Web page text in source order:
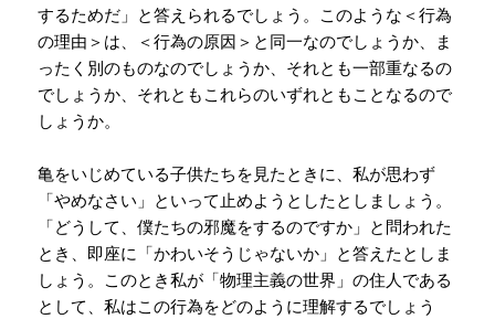
するためだ」と答えられるでしょう。このような＜行為
の理由＞は、＜行為の原因＞と同一なのでしょうか、ま
ったく別のものなのでしょうか、それとも一部重なるの
でしょうか、それともこれらのいずれともことなるので
しょうか。
亀をいじめている子供たちを見たときに、私が思わず
「やめなさい」といって止めようとしたとしましょう。
「どうして、僕たちの邪魔をするのですか」と問われた
とき、即座に「かわいそうじゃないか」と答えたとしま
しょう。このとき私が「物理主義の世界」の住人である
として、私はこの行為をどのように理解するでしょう